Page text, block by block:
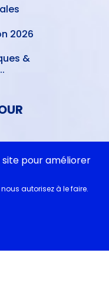
2026
&
site pour améliorer
autorisez à le faire.